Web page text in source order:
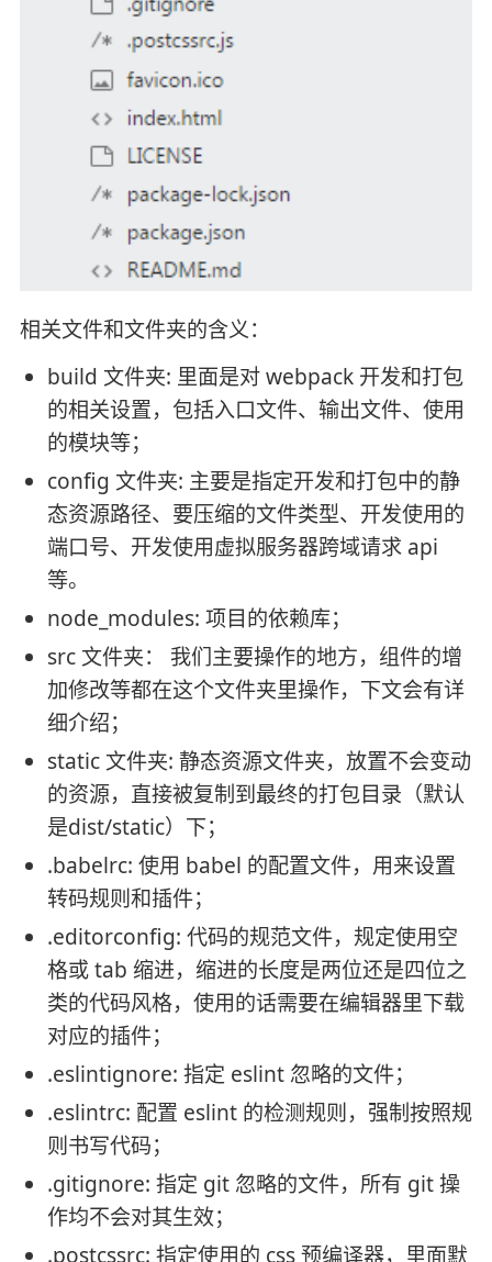
相关文件和文件夹的含义：
build 文件夹: 里面是对 webpack 开发和打包
的相关设置，包括入口文件、输出文件、使用
的模块等；
config 文件夹: 主要是指定开发和打包中的静
态资源路径、要压缩的文件类型、开发使用的
端口号、开发使用虚拟服务器跨域请求 api
等。
node_modules: 项目的依赖库；
src 文件夹： 我们主要操作的地方，组件的增
加修改等都在这个文件夹里操作，下文会有详
细介绍；
static 文件夹: 静态资源文件夹，放置不会变动
的资源，直接被复制到最终的打包目录（默认
是dist/static）下；
.babelrc: 使用 babel 的配置文件，用来设置
转码规则和插件；
.editorconfig: 代码的规范文件，规定使用空
格或 tab 缩进，缩进的长度是两位还是四位之
类的代码风格，使用的话需要在编辑器里下载
对应的插件；
.eslintignore: 指定 eslint 忽略的文件；
.eslintrc: 配置 eslint 的检测规则，强制按照规
则书写代码；
.gitignore: 指定 git 忽略的文件，所有 git 操
作均不会对其生效；
.postcssrc: 指定使用的 css 预编译器，里面默